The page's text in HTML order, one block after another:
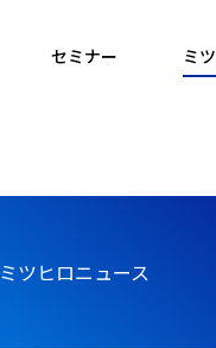
セミナー ミ
ミツヒロニュース